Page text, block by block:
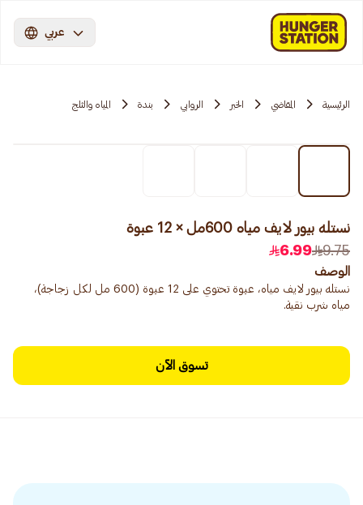
عربي
الرئيسية المقاضي الخبر الروابي بندة المياه والثلج
نستله بيور لايف مياه 600مل × 12 عبوة
9.75
6.99
الوصف
نستله بيور لايف مياه، عبوة تحتوي على 12 عبوة (600 مل لكل زجاجة)،
مياه شرب نقية.
تسوق الآن